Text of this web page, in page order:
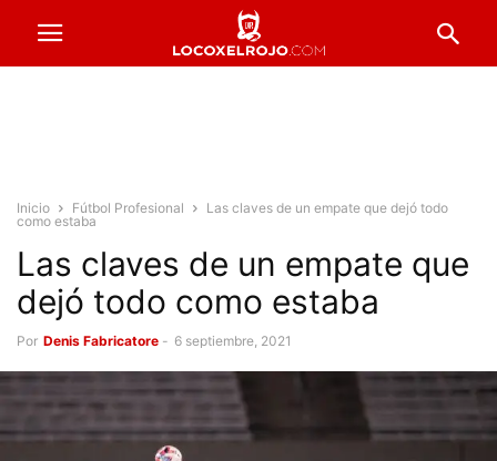
Inicio Fútbol Profesional
Las claves de un empate que dejó todo
como estaba
Las claves de un empate que
dejó todo como estaba
Por Denis Fabricatore - 6 septiembre, 2021